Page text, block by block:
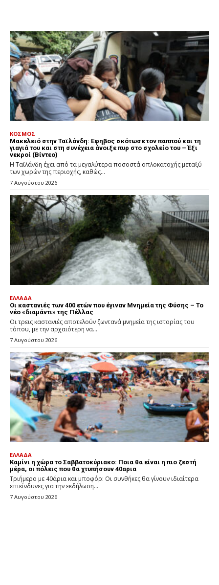
ΚΟΣΜΟΣ
Μακελειό στην Ταϊλάνδη: Εφηβος σκότωσε τον παππού και τη
γιαγιά του και στη συνέχεια άνοιξε πυρ στο σχολείο του – Έξι
νεκροί (Βίντεο)
Η Ταϊλάνδη έχει από τα μεγαλύτερα ποσοστά οπλοκατοχής μεταξύ
των χωρών της περιοχής, καθώς...
7 Αυγούστου 2026
ΕΛΛΑΔΑ
Οι καστανιές των 400 ετών που έγιναν Μνημεία της Φύσης – Το
νέο «διαμάντι» της Πέλλας
Οι τρεις καστανιές αποτελούν ζωντανά μνημεία της ιστορίας του
τόπου, με την αρχαιότερη να...
7 Αυγούστου 2026
ΕΛΛΑΔΑ
Καμίνι η χώρα το Σαββατοκύριακο: Ποια θα είναι η πιο ζεστή
μέρα, οι πόλεις που θα χτυπήσουν 40αρια
Τριήμερο με 40άρια και μποφόρ: Οι συνθήκες θα γίνουν ιδιαίτερα
επικίνδυνες για την εκδήλωση...
7 Αυγούστου 2026